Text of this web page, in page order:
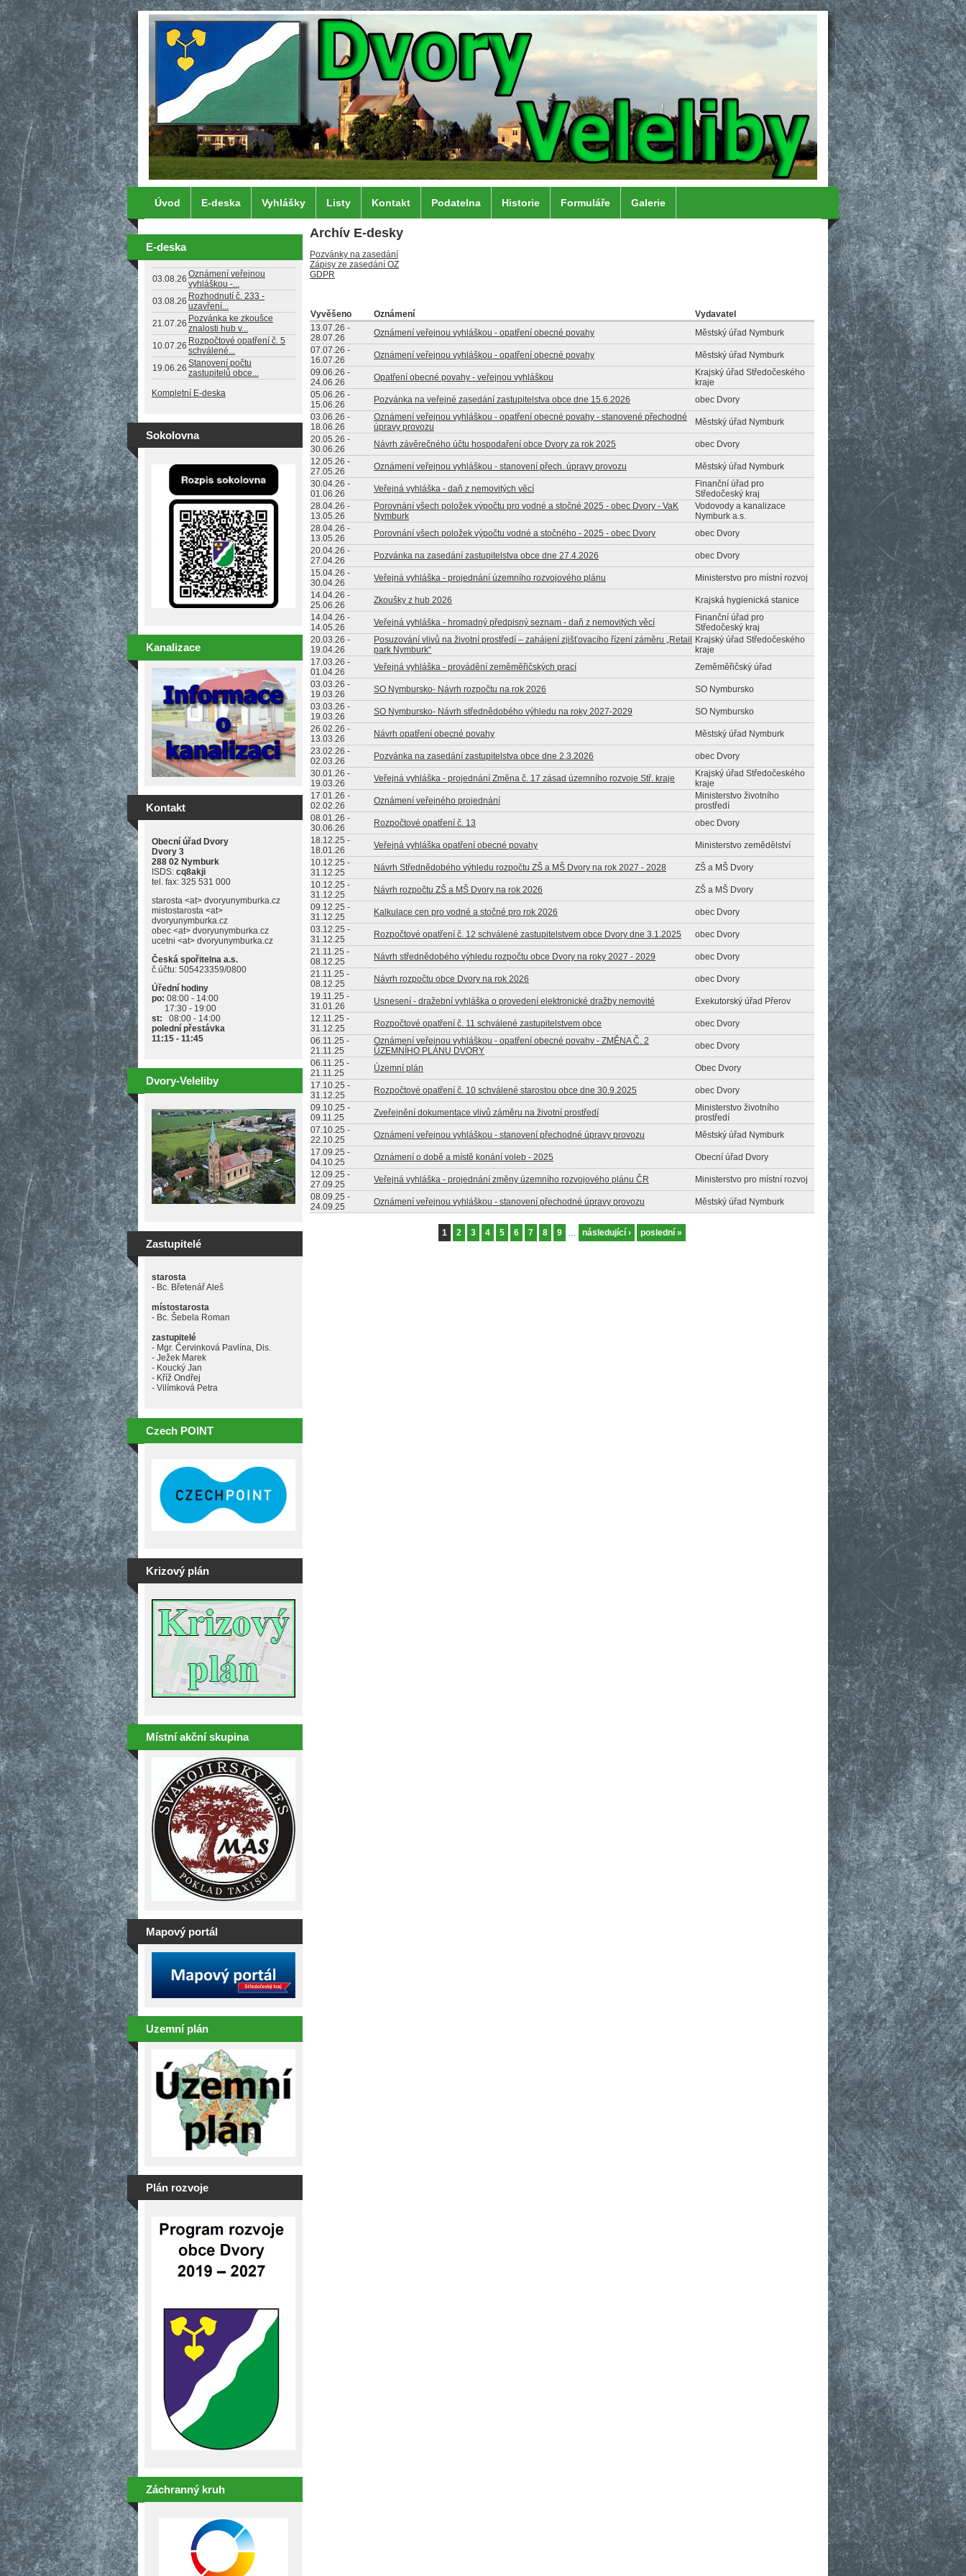
Přejít k hlavnímu obsahu
Úvod E-deska Vyhlášky Listy Kontakt Podatelna Historie Formuláře Galerie
E-deska
03.08.26 Oznámení veřejnou
vyhláškou -...
03.08.26 Rozhodnutí č. 233 -
uzavření...
21.07.26 Pozvánka ke zkoušce
znalosti hub v...
10.07.26 Rozpočtové opatření č. 5
schválené...
19.06.26 Stanovení počtu
zastupitelů obce...
Kompletní E-deska
Sokolovna
Kanalizace
Kontakt
Obecní úřad Dvory
Dvory 3
288 02 Nymburk
ISDS: cq8akji
tel. fax: 325 531 000
starosta <at> dvoryunymburka.cz
mistostarosta <at>
dvoryunymburka.cz
obec <at> dvoryunymburka.cz
ucetni <at> dvoryunymburka.cz
Česká spořitelna a.s.
č.účtu: 505423359/0800
Úřední hodiny
po: 08:00 - 14:00
17:30 - 19:00
st: 08:00 - 14:00
polední přestávka
11:15 - 11:45
Dvory-Veleliby
Zastupitelé
starosta
- Bc. Břetenář Aleš
místostarosta
- Bc. Šebela Roman
zastupitelé
- Mgr. Červinková Pavlína, Dis.
- Ježek Marek
- Koucký Jan
- Kříž Ondřej
- Vilímková Petra
Czech POINT
Krizový plán
Místní akční skupina
Mapový portál
Uzemní plán
Plán rozvoje
Záchranný kruh
Archív E-desky
Pozvánky na zasedání
Zápisy ze zasedání OZ
GDPR
Vyvěšeno Oznámení
Vydavatel
13.07.26 -
28.07.26
Oznámení veřejnou vyhláškou - opatření obecné povahy
Městský úřad Nymburk
07.07.26 -
16.07.26
Oznámení veřejnou vyhláškou - opatření obecné povahy
Městský úřad Nymburk
09.06.26 -
24.06.26
Opatření obecné povahy - veřejnou vyhláškou
Krajský úřad Středočeského
kraje
05.06.26 -
15.06.26
Pozvánka na veřejné zasedání zastupitelstva obce dne 15.6.2026
obec Dvory
03.06.26 -
18.06.26
Oznámení veřejnou vyhláškou - opatření obecné povahy - stanovené přechodné
úpravy provozu
Městský úřad Nymburk
20.05.26 -
30.06.26
Návrh závěrečného účtu hospodaření obce Dvory za rok 2025
obec Dvory
12.05.26 -
27.05.26
Oznámení veřejnou vyhláškou - stanovení přech. úpravy provozu
Městský úřad Nymburk
30.04.26 -
01.06.26
Veřejná vyhláška - daň z nemovitých věcí
Finanční úřad pro
Středočeský kraj
28.04.26 -
13.05.26
Porovnání všech položek výpočtu pro vodné a stočné 2025 - obec Dvory - VaK
Nymburk
Vodovody a kanalizace
Nymburk a.s.
28.04.26 -
13.05.26
Porovnání všech položek výpočtu vodné a stočného - 2025 - obec Dvory
obec Dvory
20.04.26 -
27.04.26
Pozvánka na zasedání zastupitelstva obce dne 27.4.2026
obec Dvory
15.04.26 -
30.04.26
Veřejná vyhláška - projednání územního rozvojového plánu
Ministerstvo pro místní rozvoj
14.04.26 -
25.06.26
Zkoušky z hub 2026
Krajská hygienická stanice
14.04.26 -
14.05.26
Veřejná vyhláška - hromadný předpisný seznam - daň z nemovitých věcí
Finanční úřad pro
Středočeský kraj
20.03.26 -
19.04.26
Posuzování vlivů na životní prostředí – zahájení zjišťovacího řízení záměru „Retail
park Nymburk“
Krajský úřad Středočeského
kraje
17.03.26 -
01.04.26
Veřejná vyhláška - provádění zeměměřičských prací
Zeměměřičský úřad
03.03.26 -
19.03.26
SO Nymbursko- Návrh rozpočtu na rok 2026
SO Nymbursko
03.03.26 -
19.03.26
SO Nymbursko- Návrh střednědobého výhledu na roky 2027-2029
SO Nymbursko
26.02.26 -
13.03.26
Návrh opatření obecné povahy
Městský úřad Nymburk
23.02.26 -
02.03.26
Pozvánka na zasedání zastupitelstva obce dne 2.3.2026
obec Dvory
30.01.26 -
19.03.26
Veřejná vyhláška - projednání Změna č. 17 zásad územního rozvoje Stř. kraje
Krajský úřad Středočeského
kraje
17.01.26 -
02.02.26
Oznámení veřejného projednání
Ministerstvo životního
prostředí
08.01.26 -
30.06.26
Rozpočtové opatření č. 13
obec Dvory
18.12.25 -
18.01.26
Veřejná vyhláška opatření obecné povahy
Ministerstvo zemědělství
10.12.25 -
31.12.25
Návrh Střednědobého výhledu rozpočtu ZŠ a MŠ Dvory na rok 2027 - 2028
ZŠ a MŠ Dvory
10.12.25 -
31.12.25
Návrh rozpočtu ZŠ a MŠ Dvory na rok 2026
ZŠ a MŠ Dvory
09.12.25 -
31.12.25
Kalkulace cen pro vodné a stočné pro rok 2026
obec Dvory
03.12.25 -
31.12.25
Rozpočtové opatření č. 12 schválené zastupitelstvem obce Dvory dne 3.1.2025
obec Dvory
21.11.25 -
08.12.25
Návrh střednědobého výhledu rozpočtu obce Dvory na roky 2027 - 2029
obec Dvory
21.11.25 -
08.12.25
Návrh rozpočtu obce Dvory na rok 2026
obec Dvory
19.11.25 -
31.01.26
Usnesení - dražební vyhláška o provedení elektronické dražby nemovité
Exekutorský úřad Přerov
12.11.25 -
31.12.25
Rozpočtové opatření č. 11 schválené zastupitelstvem obce
obec Dvory
06.11.25 -
21.11.25
Oznámení veřejnou vyhláškou - opatření obecné povahy - ZMĚNA Č. 2
ÚZEMNÍHO PLÁNU DVORY
obec Dvory
06.11.25 -
21.11.25
Územní plán
Obec Dvory
17.10.25 -
31.12.25
Rozpočtové opatření č. 10 schválené starostou obce dne 30.9.2025
obec Dvory
09.10.25 -
09.11.25
Zveřejnění dokumentace vlivů záměru na životní prostředí
Ministerstvo životního
prostředí
07.10.25 -
22.10.25
Oznámení veřejnou vyhláškou - stanovení přechodné úpravy provozu
Městský úřad Nymburk
17.09.25 -
04.10.25
Oznámení o době a místě konání voleb - 2025
Obecní úřad Dvory
12.09.25 -
27.09.25
Veřejná vyhláška - projednání změny územního rozvojového plánu ČR
Ministerstvo pro místní rozvoj
08.09.25 -
24.09.25
Oznámení veřejnou vyhláškou - stanovení přechodné úpravy provozu Městský úřad Nymburk
1 2 3 4 5 6 7 8 9 … následující › poslední »